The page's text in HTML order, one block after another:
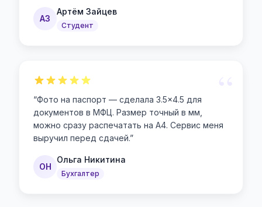
АЗ
Артём Зайцев
Студент
“Фото на паспорт — сделала 3.5×4.5 для
документов в МФЦ. Размер точный в мм,
можно сразу распечатать на А4. Сервис меня
выручил перед сдачей.”
ОН
Ольга Никитина
Бухгалтер